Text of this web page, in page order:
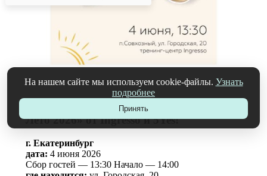
МАСТЕР-КЛАСС «Тренды в напитках.
Лето 2026» от Ingresso и 5Yes!
г. Екатеринбург
дата: 4 июня 2026
​Сбор гостей — 13:30 Начало — 14:00
На нашем сайте мы используем cookie-файлы. Узнать
подробнее
Принять